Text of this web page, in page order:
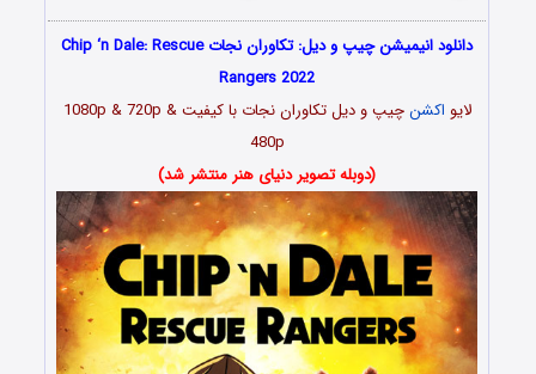
دانلود انیمیشن چیپ و دیل: تکاوران نجات Chip ‘n Dale: Rescue
Rangers 2022
لایو اکشن
چیپ و دیل تکاوران نجات با کیفیت 1080p & 720p &
480p
(دوبله تصویر دنیای هنر منتشر شد)